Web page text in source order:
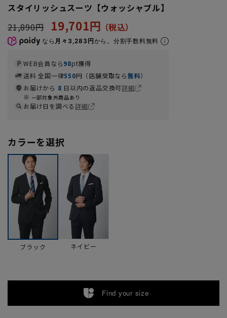
スタイリッシュスーツ【ウォッシャブル】
21,890円
19,701円
なら 月々3,283円から。分割手数料無料
WEB会員なら98pt獲得
送料 全国一律550円（店舗受取なら無料）
お届けから 8 日以内の返品交換可詳細
一部対象外商品あり
お届け日を調べる詳細
カラーを選択
ブラック ネイビー
Find your size